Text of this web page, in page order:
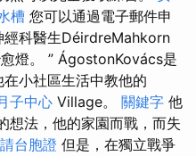
槽 您可以通過電子郵件申
經科醫生DéirdreMahkorn
燈。 ” ÁgostonKovács是
在小社區生活中教他的
子中心 Village。 關鍵字 他
想法，他的家園而戰，而失
台胞證 但是，在獨立戰爭